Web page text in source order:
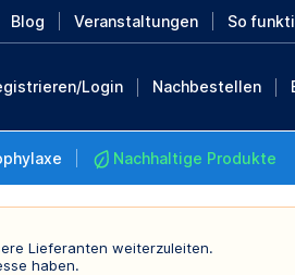
Blog Veranstaltungen So
Login Nachbestellen
Nachhaltige Produkte
Lieferanten weiterzuleiten.
haben.